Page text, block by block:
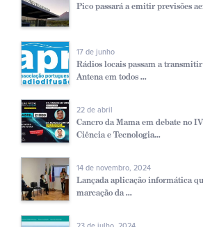
Pico passará a emitir previsões
17 de junho
Rádios locais passam a
Antena em todos ...
22 de abril
Cancro da Mama em debate no
Ciência e Tecnologia...
14 de novembro, 2024
Lançada aplicação informática
marcação da ...